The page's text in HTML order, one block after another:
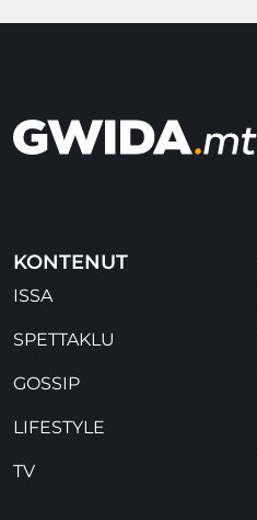
KONTENUT
ISSA
SPETTAKLU
GOSSIP
LIFESTYLE
TV